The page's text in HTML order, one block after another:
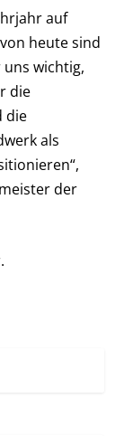
auf
heute sind
uns wichtig,
die
die
als
der
.